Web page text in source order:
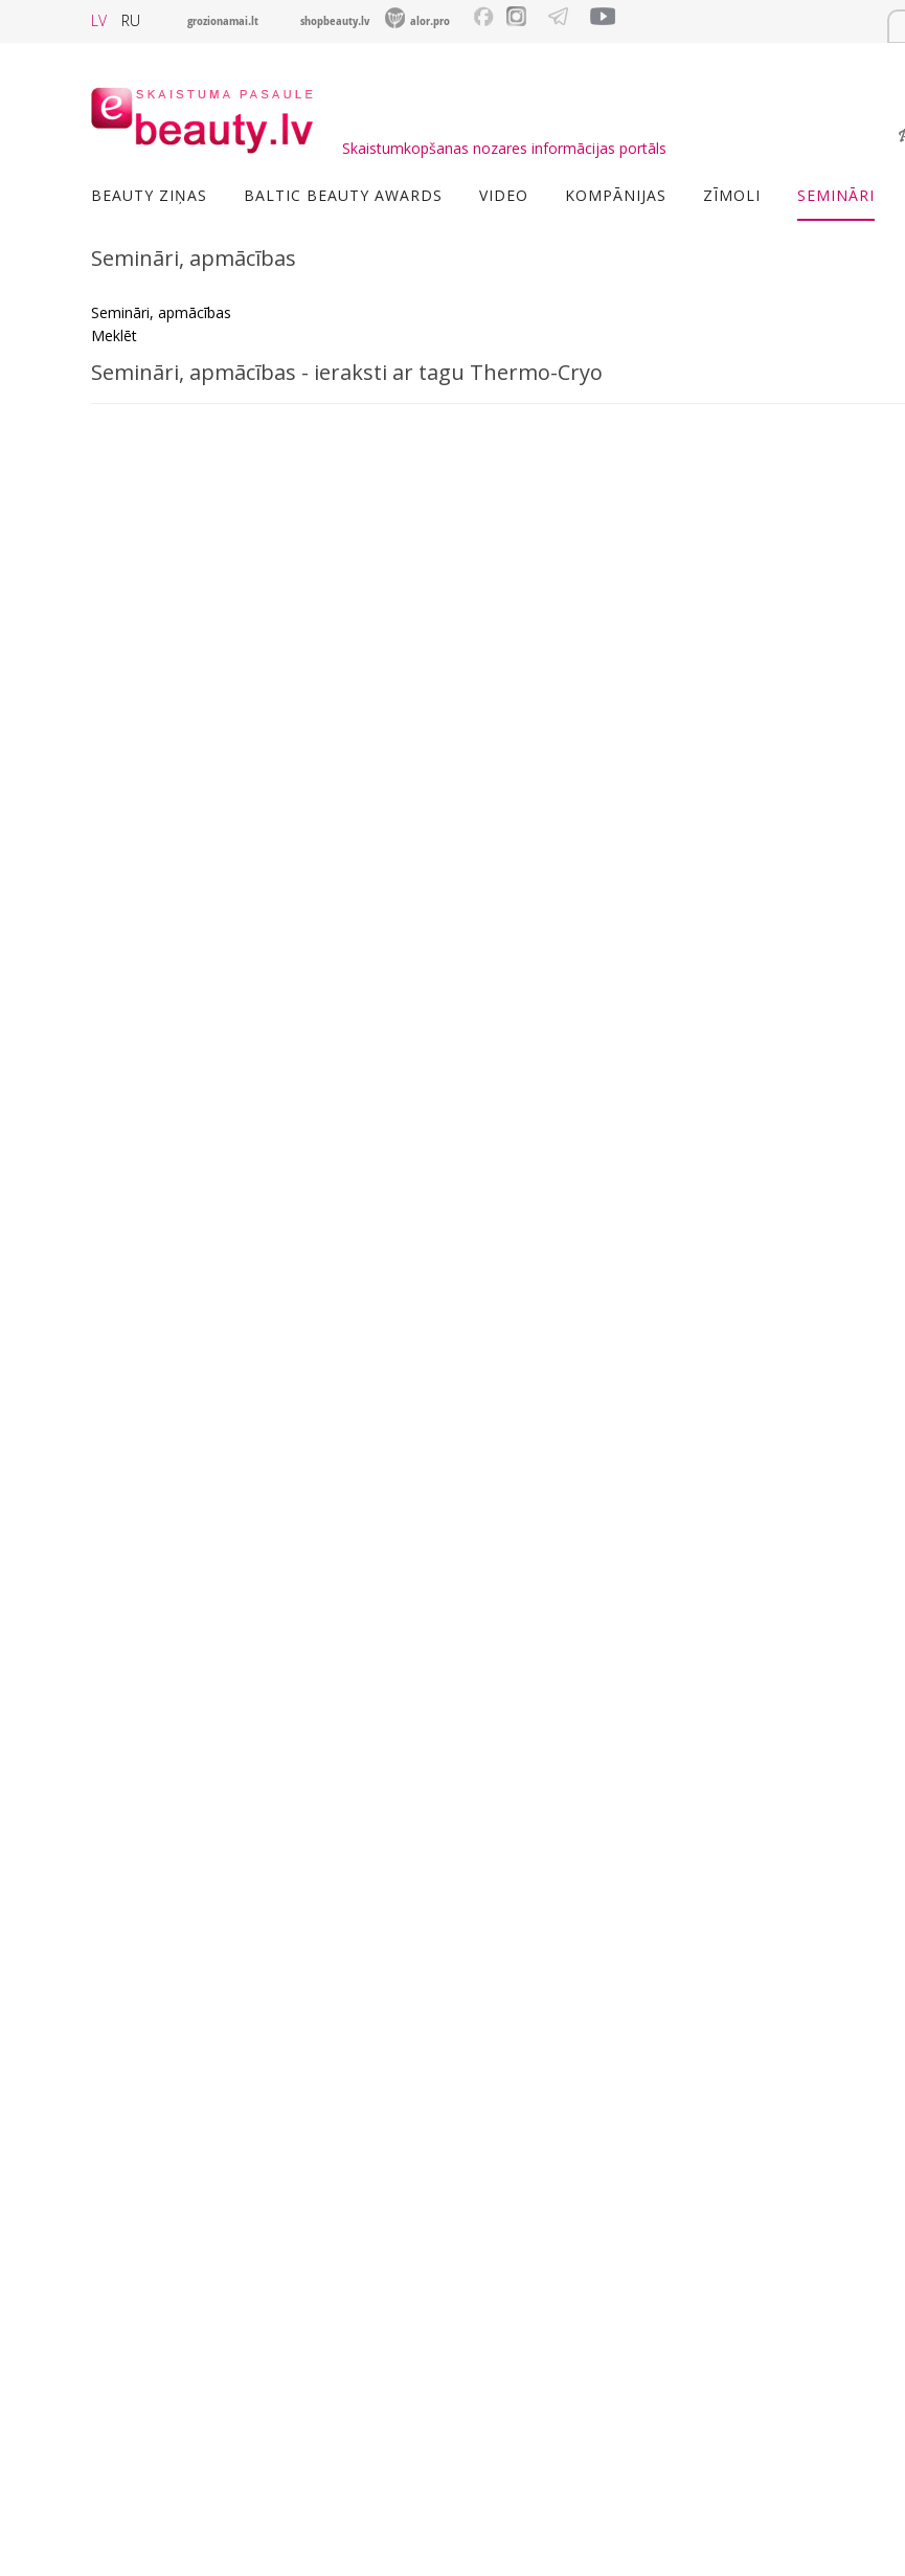
LV RU grozionamai.lt shopbeauty.lv alor.pro
Skaistumkopšanas nozares informācijas portāls
BEAUTY ZIŅAS BALTIC BEAUTY AWARDS VIDEO KOMPĀNIJAS ZĪMOLI SEMINĀRI
Semināri, apmācības
Semināri, apmācības
Meklēt
Semināri, apmācības - ieraksti ar tagu Thermo-Cryo